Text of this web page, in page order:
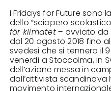
I Fridays for Future sono
dello “sciopero
för klimatet– avviato da
dal 20 agosto 2018 fino
svedesi che si tennero il
venerdì a Stoccolma, in
dell’azione messa in
dall’attivista scandinava
movimento